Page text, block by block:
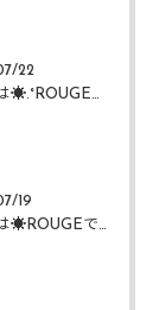
22
こんにちは☀️.°ROUGEですᴗ ᴗ͈
19
こんにちは☀️ROUGEですᴗ ᴗ͈